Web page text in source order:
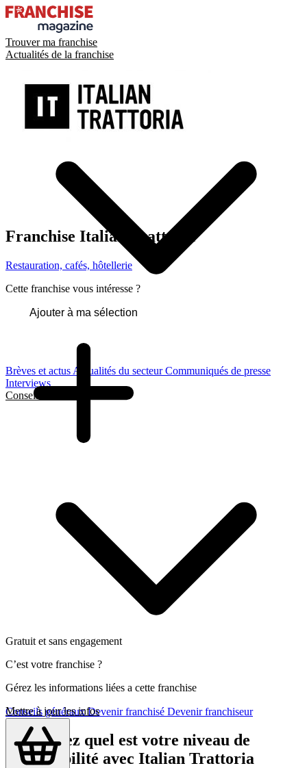
Trouver ma franchise
Actualités de la franchise
Brèves et actus Actualités du secteurCommuniqués de presse
Interviews
Conseils et Guides
Conseils générauxDevenir franchisé Devenir franchiseur
Franchise Italian Trattoria
Restauration, cafés, hôtellerie
Cette franchise vous intéresse ?
Ajouter à ma sélection
Gratuit et sans engagement
C’est votre franchise ?
Gérez les informations liées a cette franchise
Mettre à jour les infos
Découvrez quel est votre niveau de
compatibilité avec Italian Trattoria